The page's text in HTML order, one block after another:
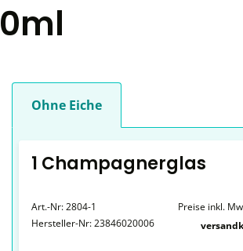
Ohne Eiche
1 Champagnerglas
Art.-Nr:2804-1
Hersteller-Nr:23846020006
Preise inkl.